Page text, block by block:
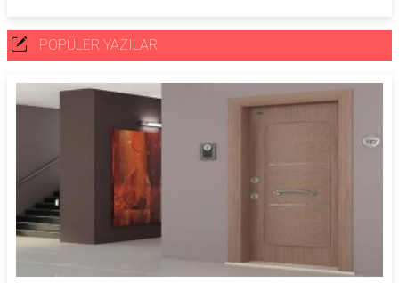
POPÜLER YAZILAR